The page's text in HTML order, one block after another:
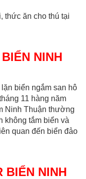
thức ăn cho thú tại
NINH
biển ngắm san hô
11 hàng năm
Ninh Thuận thường
không tắm biển và
quan đến biển đảo
BIỂN NINH